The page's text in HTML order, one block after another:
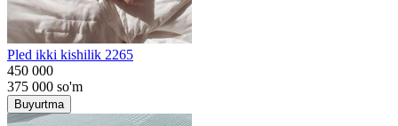
Pled ikki kishilik 2265
450 000
375 000 so'm
Buyurtma